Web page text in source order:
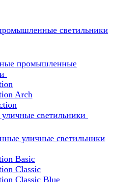
светильники
промышленные
Arch
светильники
уличные светильники
Basic
Classic
Classic Blue